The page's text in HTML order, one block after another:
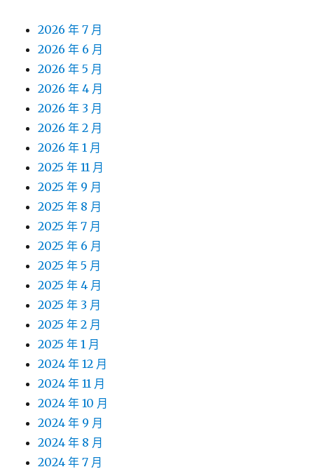
2026 年 7 月
2026 年 6 月
2026 年 5 月
2026 年 4 月
2026 年 3 月
2026 年 2 月
2026 年 1 月
2025 年 11 月
2025 年 9 月
2025 年 8 月
2025 年 7 月
2025 年 6 月
2025 年 5 月
2025 年 4 月
2025 年 3 月
2025 年 2 月
2025 年 1 月
2024 年 12 月
2024 年 11 月
2024 年 10 月
2024 年 9 月
2024 年 8 月
2024 年 7 月